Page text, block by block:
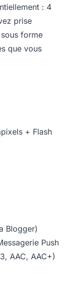
: 4
prise
forme
que vous
+ Flash
Blogger)
Push
AAC, AAC+)